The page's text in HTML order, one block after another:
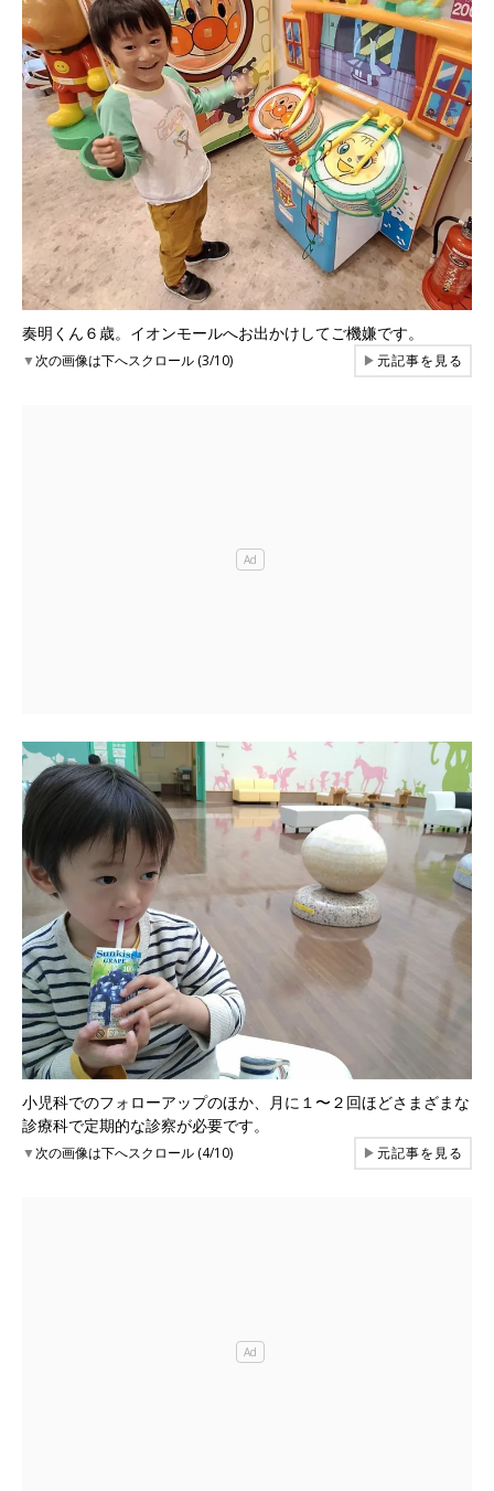
奏明くん６歳。イオンモールへお出かけしてご機嫌です。
▼次の画像は下へスクロール (3/10) ▶元記事を見る
小児科でのフォローアップのほか、月に１〜２回ほどさまざまな
診療科で定期的な診察が必要です。
▼次の画像は下へスクロール (4/10) ▶元記事を見る